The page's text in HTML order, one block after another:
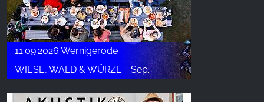
11.09.2026 Wernigerode
WIESE, WALD & WÜRZE - Sep.